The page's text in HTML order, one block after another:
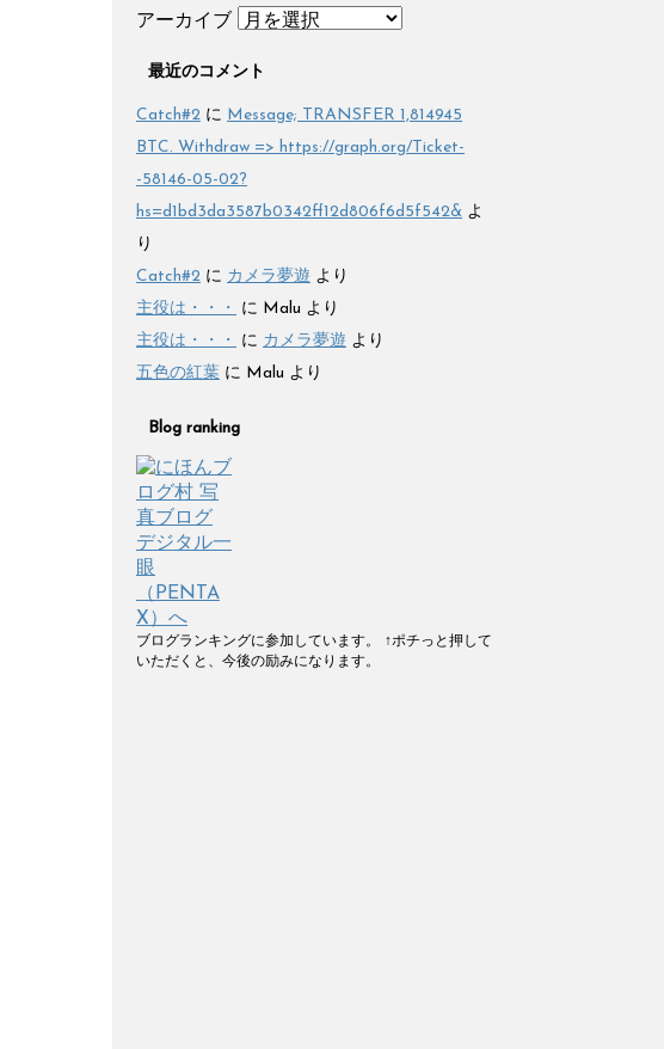
アーカイブ
最近のコメント
Catch#2 に Message; TRANSFER 1,814945
BTC. Withdraw => https://graph.org/Ticket-
-58146-05-02?
hs=d1bd3da3587b0342ff12d806f6d5f542& よ
り
Catch#2 に カメラ夢遊 より
主役は・・・
に Malu より
主役は・・・
に カメラ夢遊 より
五色の紅葉 に Malu より
Blog ranking
ブログランキングに参加しています。 ↑ポチっと押して
いただくと、今後の励みになります。